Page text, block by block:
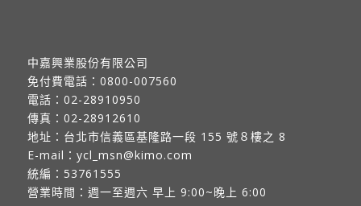
中嘉興業股份有限公司
免付費電話： 0800-007560
電話： 02-28910950
傳真： 02-28912610
地址： 台北市信義區基隆路一段 155 號８樓之 8
E-mail： ycl_msn@kimo.com
統編：53761555
營業時間：週一至週六 早上 9:00~晚上 6:00